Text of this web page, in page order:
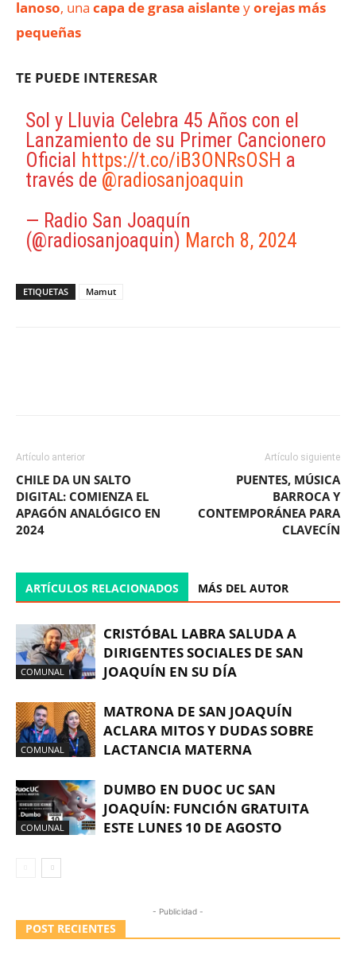
lanoso, una capa de grasa aislanteyorejas más
pequeñas
TE PUEDE INTERESAR
Sol y Lluvia Celebra 45 Años con el
Lanzamiento de su Primer Cancionero
Oficial https://t.co/iB3ONRsOSH a
través de @radiosanjoaquin
— Radio San Joaquín
(@radiosanjoaquin) March 8, 2024
ETIQUETAS Mamut
Artículo anterior
CHILE DA UN SALTO
DIGITAL: COMIENZA EL
APAGÓN ANALÓGICO EN
2024
Artículo siguiente
PUENTES, MÚSICA
BARROCA Y
CONTEMPORÁNEA PARA
CLAVECÍN
ARTÍCULOS RELACIONADOS MÁS DEL AUTOR
COMUNAL
CRISTÓBAL LABRA SALUDA A
DIRIGENTES SOCIALES DE SAN
JOAQUÍN EN SU DÍA
COMUNAL
MATRONA DE SAN JOAQUÍN
ACLARA MITOS Y DUDAS SOBRE
LACTANCIA MATERNA
COMUNAL
DUMBO EN DUOC UC SAN
JOAQUÍN: FUNCIÓN GRATUITA
ESTE LUNES 10 DE AGOSTO
- Publicidad -
POST RECIENTES